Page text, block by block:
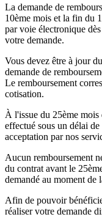
La demande de
10ème mois et la fin du
par voie électronique
votre demande.
Vous devez être à jour
demande de
Le remboursement
cotisation.
À l'issue du 25ème mois
effectué sous un délai
acceptation par nos
Aucun remboursement
du contrat avant le
demandé au moment de
Afin de pouvoir
réaliser votre demande